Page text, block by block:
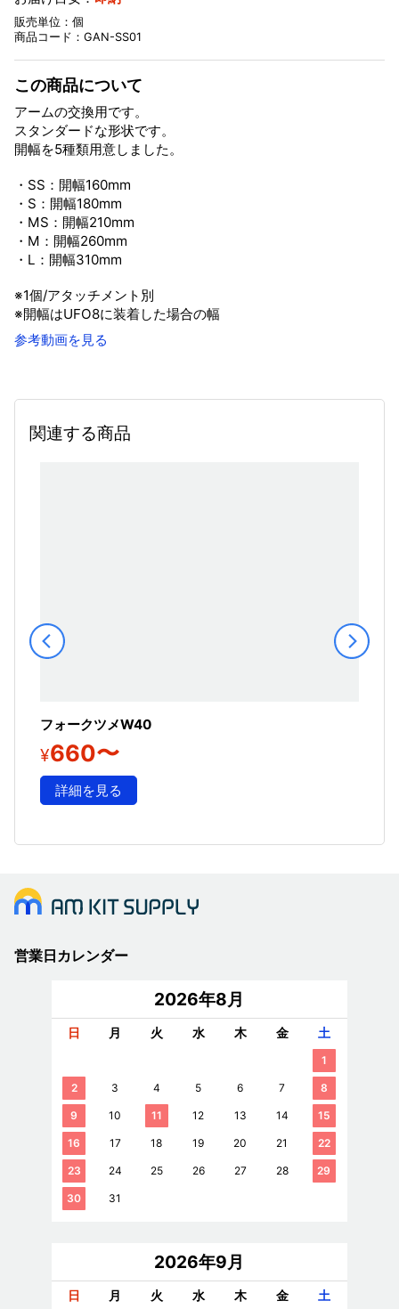
販売単位：個
商品コード：GAN-SS01
この商品について
アームの交換用です。
スタンダードな形状です。
開幅を5種類用意しました。
・SS：開幅160mm
・S：開幅180mm
・MS：開幅210mm
・M：開幅260mm
・L：開幅310mm
※1個/アタッチメント別
※開幅はUFO8に装着した場合の幅
参考動画を見る
関連する商品
フォークツメW40
¥660〜
詳細を見る
営業日カレンダー
2026年8月
日 月 火 水 木 金 土
1
2 3 4 5 6 7 8
9 10 11 12 13 14 15
16 17 18 19 20 21 22
23 24 25 26 27 28 29
30 31
2026年9月
日 月 火 水 木 金 土